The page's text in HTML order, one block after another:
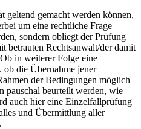
geltend gemacht werden können,
um eine rechtliche Frage
sondern obliegt der Prüfung
betrauten Rechtsanwalt/der damit
in weiterer Folge eine
ob die Übernahme jener
der Bedingungen möglich
pauschal beurteilt werden, wie
auch hier eine Einzelfallprüfung
und Übermittlung aller